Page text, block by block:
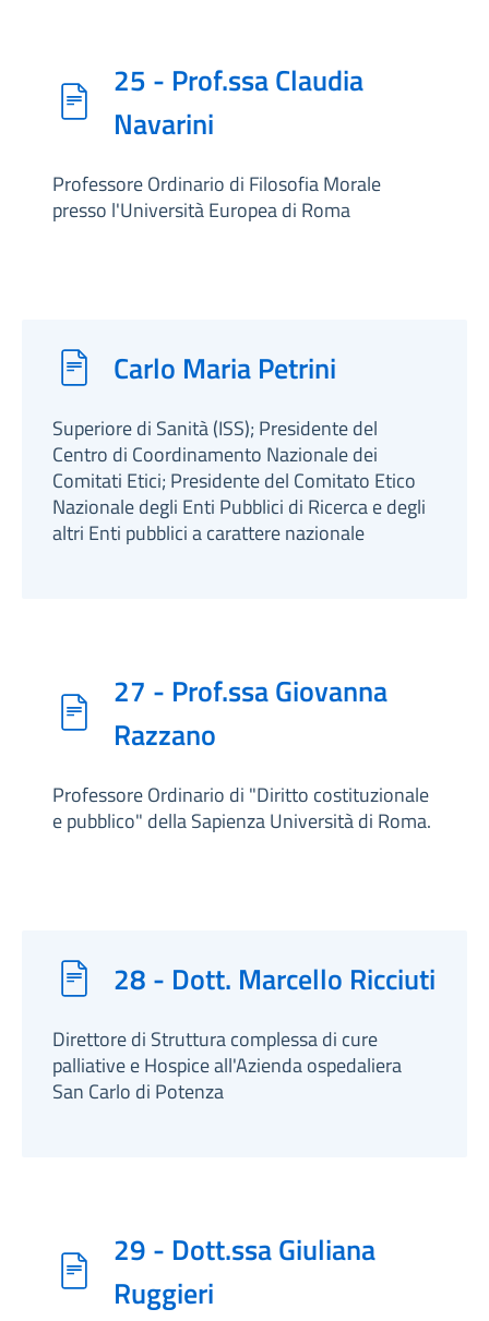
25 - Prof.ssa Claudia
Navarini
Professore Ordinario di Filosofia Morale
presso l'Università Europea di Roma
Carlo Maria Petrini
Superiore di Sanità (ISS); Presidente del
Centro di Coordinamento Nazionale dei
Comitati Etici; Presidente del Comitato Etico
Nazionale degli Enti Pubblici di Ricerca e degli
altri Enti pubblici a carattere nazionale
27 - Prof.ssa Giovanna
Razzano
Professore Ordinario di "Diritto costituzionale
e pubblico" della Sapienza Università di Roma.
28 - Dott. Marcello Ricciuti
Direttore di Struttura complessa di cure
palliative e Hospice all'Azienda ospedaliera
San Carlo di Potenza
29 - Dott.ssa Giuliana
Ruggieri